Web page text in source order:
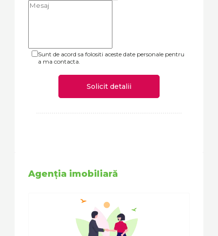
Sunt de acord sa folositi aceste date personale pentru
a ma contacta.
Solicit detalii
Agenția imobiliară